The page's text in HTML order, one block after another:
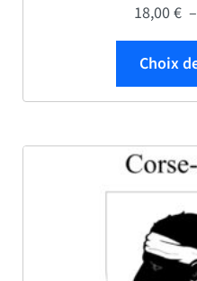
18,00€ –
Choix